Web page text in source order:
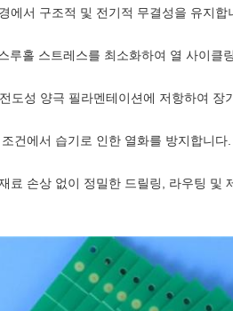
에서 구조적 및 전기적 무결성을 유지합
루홀 스트레스를 최소화하여 열 사이클
도성 양극 필라멘테이션에 저항하여 장
건에서 습기로 인한 열화를 방지합니다.
료 손상 없이 정밀한 드릴링, 라우팅 및